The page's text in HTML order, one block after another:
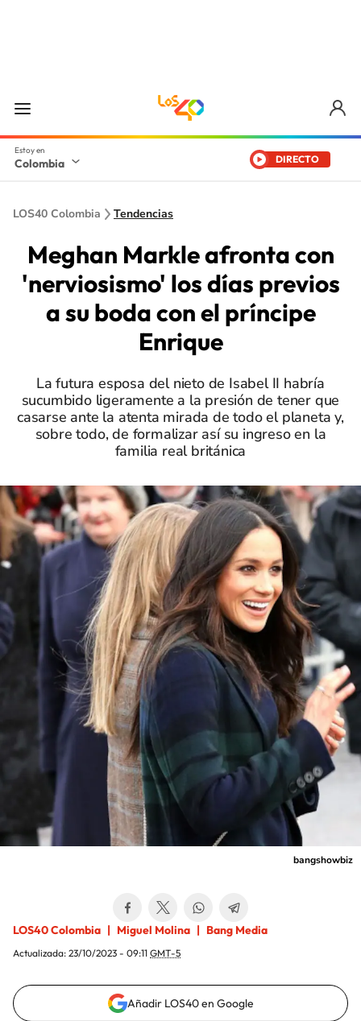
Colombia DIRECTO
LOS40 Colombia Tendencias
Meghan Markle afronta con
'nerviosismo' los días previos
a su boda con el príncipe
Enrique
La futura esposa del nieto de Isabel II habría
sucumbido ligeramente a la presión de tener que
casarse ante la atenta mirada de todo el planeta y,
sobre todo, de formalizar así su ingreso en la
familia real británica
bangshowbiz
LOS40 Colombia Miguel Molina Bang Media
Actualizada: 23/10/2023 - 09:11 GMT-5
Añadir LOS40 en Google